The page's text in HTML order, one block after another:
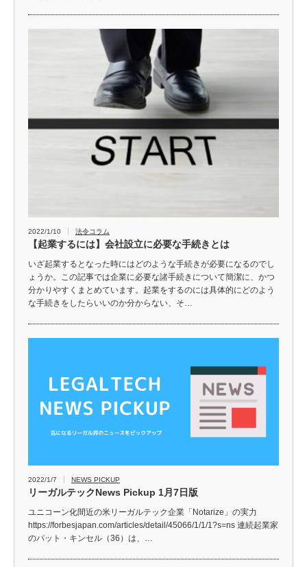
2022/1/10 法令コラム
【起業するには】会社設立に必要な手続きとは
いざ起業するとなった時にはどのような手続きが必要になるのでし
ょうか。この記事では企業に必要な諸手続きについて簡潔に、かつ
分かりやすくまとめています。起業をするのには具体的にどのよう
な手続きをしたらいいのか分からない、そ…
2022/1/7 NEWS PICKUP
リーガルテックNews Pickup 1月7日版
ユニコーン化間近の米リーガルテック企業「Notarize」の実力
https://forbesjapan.com/articles/detail/45066/1/1/1?s=ns 連続起業家
のパット・キンセル（36）は、…